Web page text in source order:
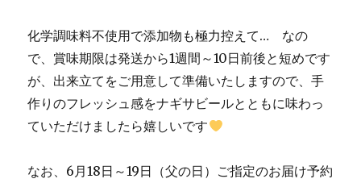
化学調味料不使用で添加物も極力控えて… なの
で、賞味期限は発送から1週間～10日前後と短めです
が、出来立てをご用意して準備いたしますので、手
作りのフレッシュ感をナギサビールとともに味わっ
ていただけましたら嬉しいです
なお、6月18日～19日（父の日）ご指定のお届け予約